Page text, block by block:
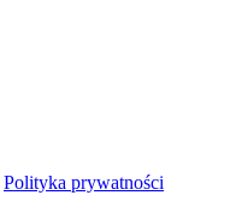
Polityka prywatności